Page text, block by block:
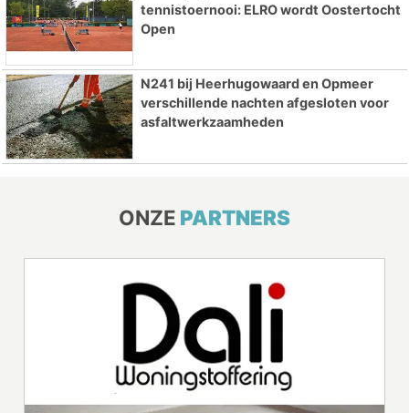
tennistoernooi: ELRO wordt Oostertocht
Open
N241 bij Heerhugowaard en Opmeer
verschillende nachten afgesloten voor
asfaltwerkzaamheden
ONZE PARTNERS